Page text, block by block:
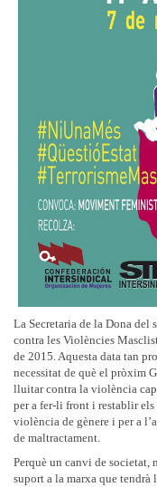
La Secretaria de la Dona del
contra les Violències
de 2015. Aquesta data tan
necessitat de què el pròxim
lluitar contra la violència cap
per a fer-li front i restablir
violència de gènere i per a
de maltractament.
Perquè un canvi de societat,
suport a la marxa que